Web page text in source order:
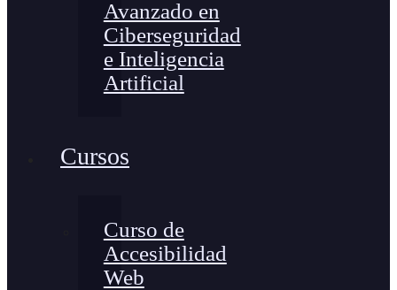
Avanzado en
Ciberseguridad
e Inteligencia
Artificial
Cursos
Curso de
Accesibilidad
Web